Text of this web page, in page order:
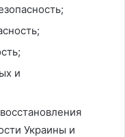
и
Украины и